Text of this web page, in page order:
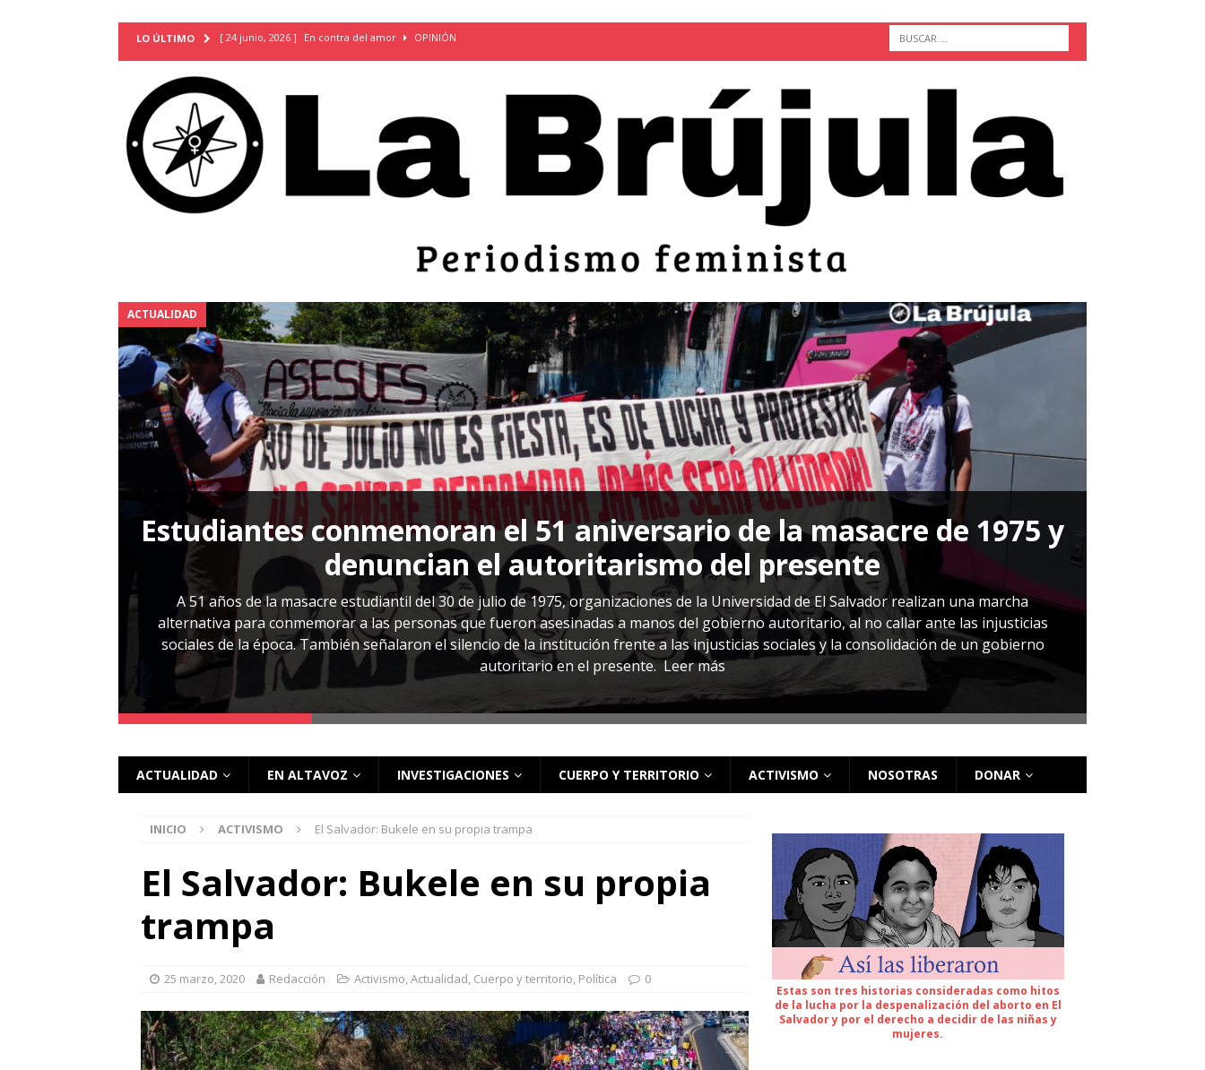
LO ÚLTIMO [ 24 junio, 2026 ] En contra del amor OPINIÓN
TERRITORIO
[ 21 febrero, 2026 ] Cuando la prevención de embarazos en niñas y adolescentes desaparece del territorio
INVESTIGACIONES
[ 31 julio, 2026 ] Estudiantes conmemoran el 51 aniversario de la masacre de 1975 y denuncian el
Piden mantener la libertad provisional de Sandra Leticia Hernández: víctima del régimen de
[ 28 julio, 2026 ] ARENA y FMLN apuestan por mujeres en sus fórmulas presidenciales para 2027
ACTUALIDAD
[ 24 julio, 2026 ] A María Hildaura le falló el Estado OPINIÓN
[ 28 julio, 2026 ] Más allá de los casos: cómo entender el VIH en El Salvador ACTUALIDAD
ACTUALIDAD
Estudiantes conmemoran el 51 aniversario de la masacre de 1975 y
denuncian el autoritarismo del presente
A 51 años de la masacre estudiantil del 30 de julio de 1975, organizaciones de la Universidad de El Salvador realizan una marcha
alternativa para conmemorar a las personas que fueron asesinadas a manos del gobierno autoritario, al no callar ante las injusticias
sociales de la época. También señalaron el silencio de la institución frente a las injusticias sociales y la consolidación de un gobierno
autoritario en el presente.Leer más
ACTUALIDAD EN ALTAVOZ INVESTIGACIONES CUERPO Y TERRITORIO ACTIVISMO NOSOTRAS DONAR
INICIO ACTIVISMO El Salvador: Bukele en su propia trampa
El Salvador: Bukele en su propia
trampa
25 marzo, 2020 Redacción Activismo,Actualidad, Cuerpo y territorio, Política 0
Estas son tres historias consideradas como hitos
de la lucha por la despenalización del aborto en El
Salvador y por el derecho a decidir de las niñas y
mujeres.